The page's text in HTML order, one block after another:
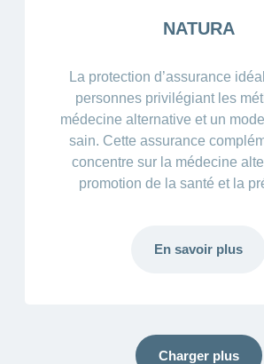
NATURA
La protection d’assurance
personnes privilégiant les
médecine alternative et un
sain. Cette assurance
concentre sur la médecine
promotion de la santé et la
En savoir plus
Charger plus